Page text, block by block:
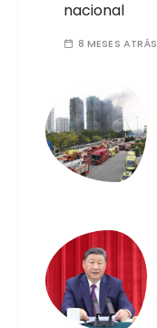
nacional
8 MESES ATRÁS